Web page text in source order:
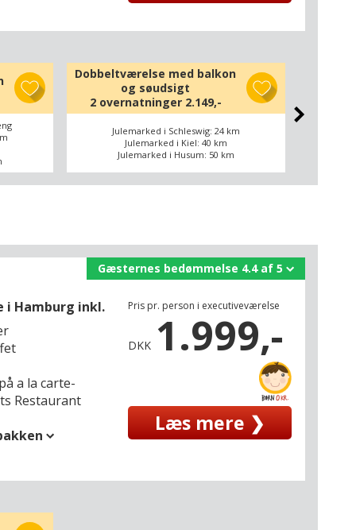
Dobbeltværelse med balkon
og søudsigt
2 overnatninger 2.149,-
Julemarked i Schleswig: 24 km
Julemarked i Kiel: 40 km
Julemarked i Husum: 50 km
i Hamburg inkl.
a la carte-
Restaurant
Pris pr. person i executiveværelse
DKK 1.999,-
Læs mere ❯
Gæsternes bedømmelse 4.4 af 5